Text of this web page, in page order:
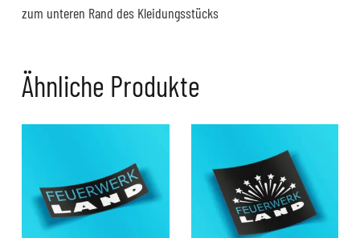
zum unteren Rand des Kleidungsstücks
Ähnliche Produkte